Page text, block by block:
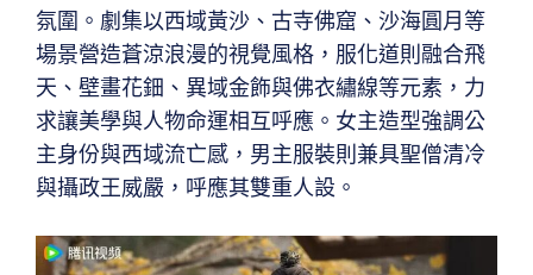
氛圍。劇集以西域黃沙、古寺佛窟、沙海圓月等
場景營造蒼涼浪漫的視覺風格，服化道則融合飛
天、壁畫花鈿、異域金飾與佛衣繡線等元素，力
求讓美學與人物命運相互呼應。女主造型強調公
主身份與西域流亡感，男主服裝則兼具聖僧清冷
與攝政王威嚴，呼應其雙重人設。